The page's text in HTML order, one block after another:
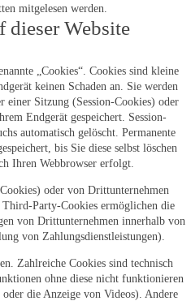
mitgelesen werden.
dieser Website
„Cookies“. Cookies sind kleine
keinen Schaden an. Sie werden
einer Sitzung (Session-Cookies) oder
Endgerät gespeichert. Session-
automatisch gelöscht. Permanente
bis Sie diese selbst löschen
Ihren Webbrowser erfolgt.
oder von Drittunternehmen
Party-Cookies ermöglichen die
von Drittunternehmen innerhalb von
von Zahlungsdienstleistungen).
Zahlreiche Cookies sind technisch
ohne diese nicht funktionieren
die Anzeige von Videos). Andere